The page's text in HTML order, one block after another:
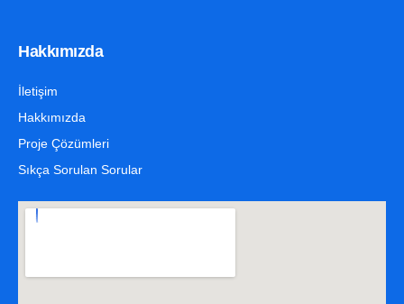
Hakkımızda
İletişim
Hakkımızda
Proje Çözümleri
Sıkça Sorulan Sorular